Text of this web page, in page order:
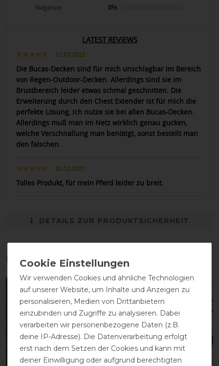
Negative
0%
LATEST REVIEWS
12.07.2022
Die Bucas-Decken sind für mich unschlagbar im Bereich
von Regen-Outdoor-Decken. Allerdings sind sie im
Brustbereich leider etwas schmal geschnitten. Die
Erweiterung durch den Chest Extender ist für mich die
perfekte Lösung, ich nutze sie bei allen Bucas-Decken.
Allerdings muß man im Netz wirklich genau gucken,
welche Verschnallung man benötigt, sonst bestellt man
den falschen.
20.12.2021
Tolles Produkt, für mein Pferd leider zu breit.
DETAILS ZUR PRODUKTSICHERHEIT
Das perfekte Zubehör für dich
-10% -10%
Wir verwenden Cookies und ähnliche Technologien
auf unserer Website, um Inhalte und Anzeigen zu
personalisieren, Medien von Drittanbietern
einzubinden und Zugriffe zu analysieren. Dabei
verarbeiten wir personenbezogene Daten (z.B.
deine IP-Adresse). Die Datenverarbeitung erfolgt
erst nach dem Setzen der Cookies und kann mit
deiner Einwilligung oder aufgrund berechtigten